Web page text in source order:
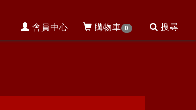
會員中心 購物車 0 搜尋